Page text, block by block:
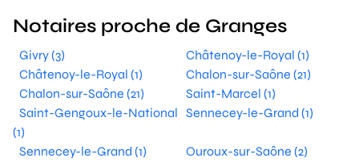
Notaires proche de Granges
Givry (3)
Châtenoy-le-Royal (1)
Châtenoy-le-Royal (1)
Chalon-sur-Saône (21)
Chalon-sur-Saône (21)
Saint-Marcel (1)
Saint-Gengoux-le-National
(1)
Sennecey-le-Grand (1)
Sennecey-le-Grand (1)
Ouroux-sur-Saône (2)